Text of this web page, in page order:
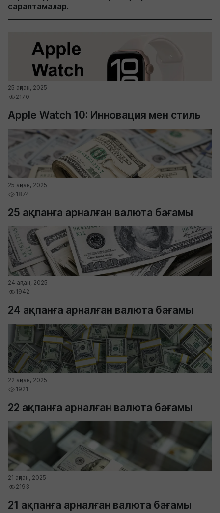
сараптамалар.
25 ақпан, 2025
2170
Apple Watch 10: Инновация мен стиль
25 ақпан, 2025
1874
25 ақпанға арналған валюта бағамы
24 ақпан, 2025
1942
24 ақпанға арналған валюта бағамы
22 ақпан, 2025
1921
22 ақпанға арналған валюта бағамы
21 ақпан, 2025
2193
21 ақпанға арналған валюта бағамы